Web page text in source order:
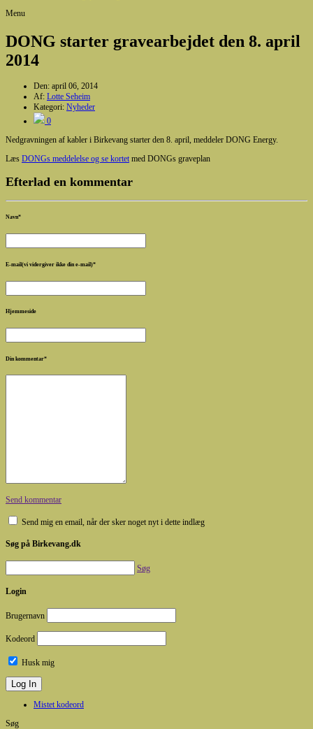
Menu
DONG starter gravearbejdet den 8. april
2014
Den: april 06, 2014
Af: Lotte Seheim
Kategori: Nyheder
0
Nedgravningen af kabler i Birkevang starter den 8. april, meddeler DONG Energy.
Læs DONGs meddelelse og se kortet med DONGs graveplan
Efterlad en kommentar
Navn*
E-mail(vi vidergiver ikke din e-mail)*
Hjemmeside
Din kommentar*
Send kommentar
Send mig en email, når der sker noget nyt i dette indlæg
Søg på Birkevang.dk
Søg
Login
Brugernavn
Kodeord
Husk mig
Mistet kodeord
Søg